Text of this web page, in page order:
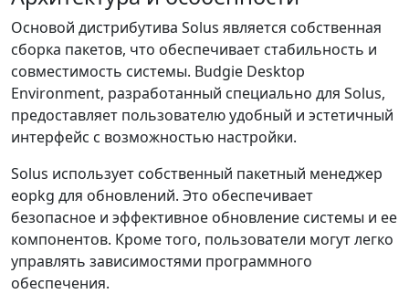
Основой дистрибутива Solus является собственная
сборка пакетов, что обеспечивает стабильность и
совместимость системы. Budgie Desktop
Environment, разработанный специально для Solus,
предоставляет пользователю удобный и эстетичный
интерфейс с возможностью настройки.
Solus использует собственный пакетный менеджер
eopkg для обновлений. Это обеспечивает
безопасное и эффективное обновление системы и ее
компонентов. Кроме того, пользователи могут легко
управлять зависимостями программного
обеспечения.